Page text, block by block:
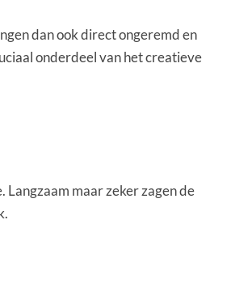
dan ook direct ongeremd en
onderdeel van het creatieve
Langzaam maar zeker zagen de